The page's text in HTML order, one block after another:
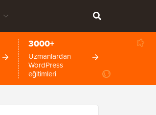
3000+
Uzmanlardan
WordPress
eğitimleri